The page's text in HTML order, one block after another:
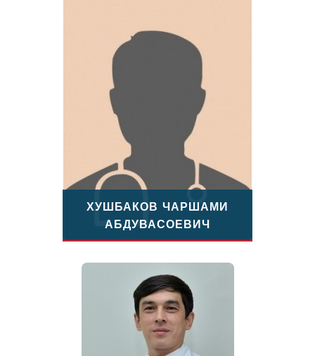
ХУШБАКОВ ЧАРШАМИ
АБДУВАСОЕВИЧ